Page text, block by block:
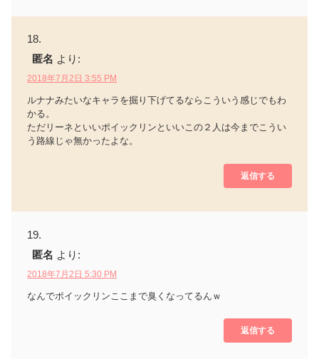
匿名 より:
2018年7月2日 3:55 PM
ルナナみたいなキャラを掘り下げてるならこういう感じでもわ
かる。
ただリーネといいポイックリンといいこの２人は今までこうい
う路線じゃ無かったよな。
返信する
匿名 より:
2018年7月2日 5:30 PM
なんでポイックリンここまで臭くなってるんｗ
返信する